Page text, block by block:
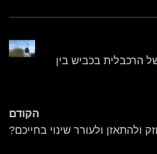
הרכבלית בכביש בין
הקודם
ולהתאזן ולעורר שינוי בחייכם?